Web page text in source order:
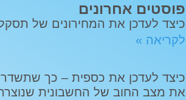
פוסטים אחרונים
כיצד לעדכן את המחירונים של
לקריאה »
את מצב החוב של החשבונית